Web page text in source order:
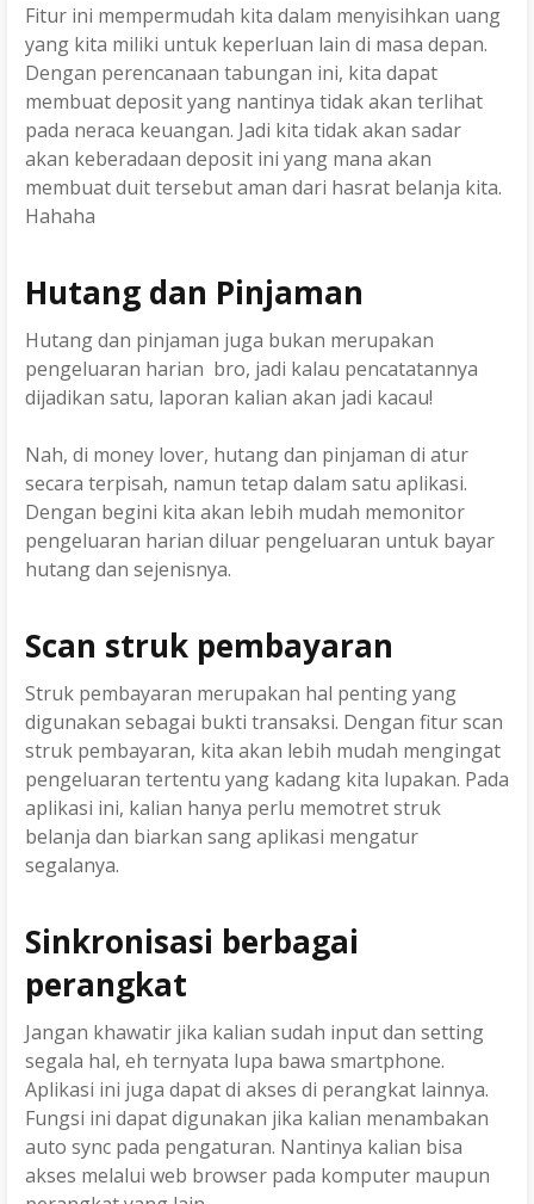
Fitur ini mempermudah kita dalam menyisihkan uang
yang kita miliki untuk keperluan lain di masa depan.
Dengan perencanaan tabungan ini, kita dapat
membuat deposit yang nantinya tidak akan terlihat
pada neraca keuangan. Jadi kita tidak akan sadar
akan keberadaan deposit ini yang mana akan
membuat duit tersebut aman dari hasrat belanja kita.
Hahaha
Hutang dan Pinjaman
Hutang dan pinjaman juga bukan merupakan
pengeluaran harian bro, jadi kalau pencatatannya
dijadikan satu, laporan kalian akan jadi kacau!
Nah, di money lover, hutang dan pinjaman di atur
secara terpisah, namun tetap dalam satu aplikasi.
Dengan begini kita akan lebih mudah memonitor
pengeluaran harian diluar pengeluaran untuk bayar
hutang dan sejenisnya.
Scan struk pembayaran
Struk pembayaran merupakan hal penting yang
digunakan sebagai bukti transaksi. Dengan fitur scan
struk pembayaran, kita akan lebih mudah mengingat
pengeluaran tertentu yang kadang kita lupakan. Pada
aplikasi ini, kalian hanya perlu memotret struk
belanja dan biarkan sang aplikasi mengatur
segalanya.
Sinkronisasi berbagai
perangkat
Jangan khawatir jika kalian sudah input dan setting
segala hal, eh ternyata lupa bawa smartphone.
Aplikasi ini juga dapat di akses di perangkat lainnya.
Fungsi ini dapat digunakan jika kalian menambakan
auto sync pada pengaturan. Nantinya kalian bisa
akses melalui web browser pada komputer maupun